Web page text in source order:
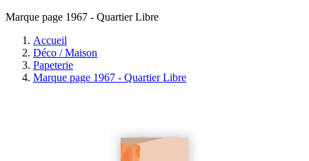
Marque page 1967 - Quartier Libre
Accueil
Déco / Maison
Papeterie
Marque page 1967 - Quartier Libre